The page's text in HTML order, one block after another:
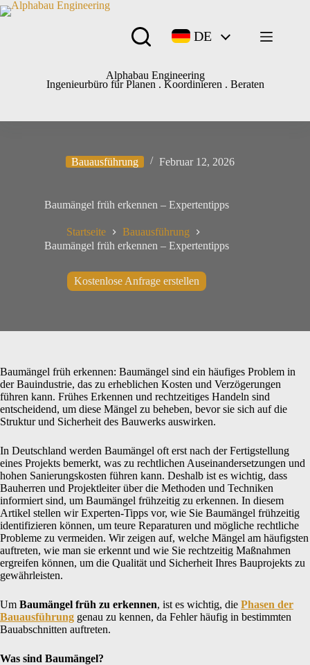
Alphabau Engineering
Ingenieurbüro für Planen . Koordinieren . Beraten
DE
Bauausführung Februar 12, 2026
Baumängel früh erkennen – Expertentipps
Startseite
Bauausführung
Baumängel früh erkennen – Expertentipps
Kostenlose Anfrage erstellen
Baumängel früh erkennen: Baumängel sind ein häufiges Problem in
der Bauindustrie, das zu erheblichen Kosten und Verzögerungen
führen kann. Frühes Erkennen und rechtzeitiges Handeln sind
entscheidend, um diese Mängel zu beheben, bevor sie sich auf die
Struktur und Sicherheit des Bauwerks auswirken.
In Deutschland werden Baumängel oft erst nach der Fertigstellung
eines Projekts bemerkt, was zu rechtlichen Auseinandersetzungen und
hohen Sanierungskosten führen kann. Deshalb ist es wichtig, dass
Bauherren und Projektleiter über die Methoden und Techniken
informiert sind, um Baumängel frühzeitig zu erkennen. In diesem
Artikel stellen wir Experten-Tipps vor, wie Sie Baumängel frühzeitig
identifizieren können, um teure Reparaturen und mögliche rechtliche
Probleme zu vermeiden. Wir zeigen auf, welche Mängel am häufigsten
auftreten, wie man sie erkennt und wie Sie rechtzeitig Maßnahmen
ergreifen können, um die Qualität und Sicherheit Ihres Bauprojekts zu
gewährleisten.
Um Baumängel früh zu erkennen, ist es wichtig, die Phasen der
Bauausführung genau zu kennen, da Fehler häufig in bestimmten
Bauabschnitten auftreten.
Was sind Baumängel?